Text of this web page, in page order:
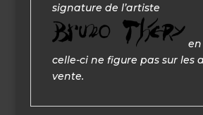
signature de l’artiste
celle-ci ne figure pas sur les
vente.